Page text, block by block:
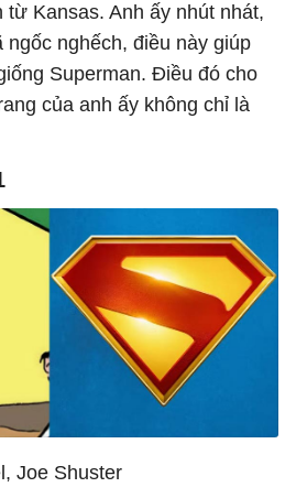
từ Kansas. Anh ấy nhút nhát,
ngốc nghếch, điều này giúp
Superman. Điều đó cho
của anh ấy không chỉ là
Joe Shuster